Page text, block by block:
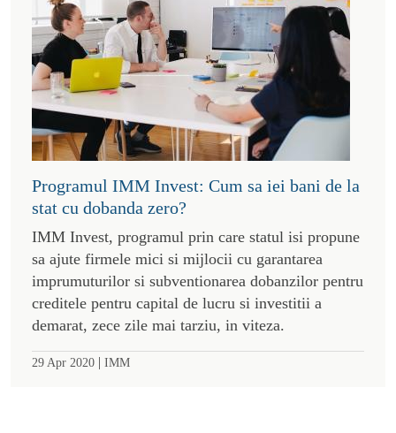
Programul IMM Invest: Cum sa iei bani de la
stat cu dobanda zero?
IMM Invest, programul prin care statul isi propune
sa ajute firmele mici si mijlocii cu garantarea
imprumuturilor si subventionarea dobanzilor pentru
creditele pentru capital de lucru si investitii a
demarat, zece zile mai tarziu, in viteza.
29 Apr 2020 | IMM